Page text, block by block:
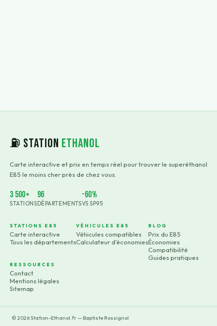
⛽ Station Ethanol
Carte interactive et prix en temps réel pour trouver le superéthanol
E85 le moins cher près de chez vous.
3 500+
STATIONS
96
DÉPARTEMENTS
-60%
VS SP95
STATIONS E85
Carte interactive
Tous les départements
VÉHICULES E85
Véhicules compatibles
Calculateur d'économies
BLOG
Prix du E85
Économies
Compatibilité
Guides pratiques
RESSOURCES
Contact
Mentions légales
Sitemap
© 2026Station-Ethanol.fr — Baptiste Rossignol